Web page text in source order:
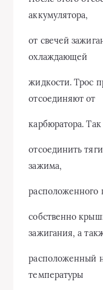
аккумулятора,
от свечей
охлаждающей
жидкости. Трос
отсоединяют от
карбюратора.
отсоединить
зажима,
расположенного
собственно
зажигания, а
расположенный
температуры